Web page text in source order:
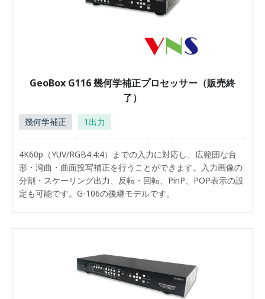
GeoBox G116 幾何学補正プロセッサー（販売終
了）
幾何学補正 1出力
4K60p（YUV/RGB4:4:4）までの入力に対応し、広範囲な台
形・湾曲・曲面投写補正を行うことができます。入力画像の
分割・スケーリング出力、反転・回転、PinP、POP表示の設
定も可能です。G-106の後継モデルです。